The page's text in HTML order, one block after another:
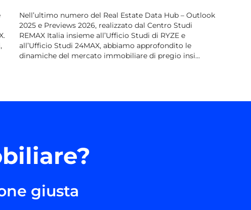
Nell’ultimo numero del Real Estate Data Hub – Outlook
2025 e Previews 2026, realizzato dal Centro Studi
REMAX Italia insieme all’Ufficio Studi di RYZE e
all’Ufficio Studi 24MAX, abbiamo approfondito le
dinamiche del mercato immobiliare di pregio insi...
giusta